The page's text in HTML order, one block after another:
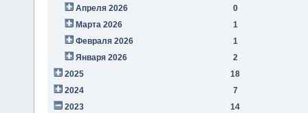
Апреля 2026
0
Марта 2026
1
Февраля 2026
1
Января 2026
2
2025
18
2024
7
2023
14